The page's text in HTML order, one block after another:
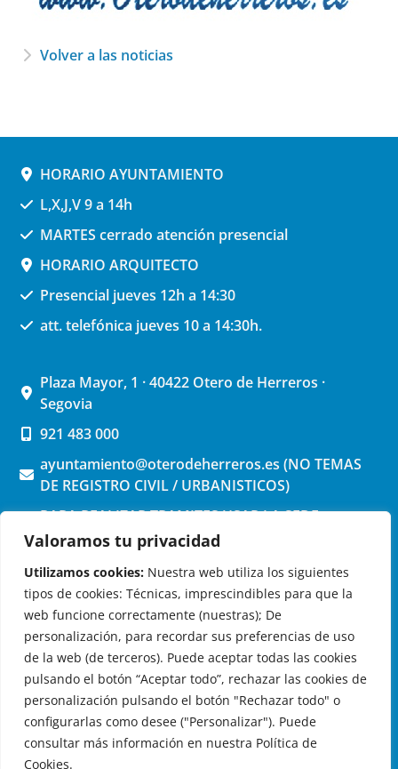
Valoramos tu privacidad
Utilizamos cookies: Nuestra web utiliza los siguientes
tipos de cookies: Técnicas, imprescindibles para que la
web funcione correctamente (nuestras); De
personalización, para recordar sus preferencias de uso
de la web (de terceros). Puede aceptar todas las cookies
pulsando el botón “Aceptar todo”, rechazar las cookies de
personalización pulsando el botón "Rechazar todo" o
configurarlas como desee ("Personalizar"). Puede
consultar más información en nuestra Política de
Cookies.
Volver a las noticias
HORARIO AYUNTAMIENTO
L,X,J,V 9 a 14h
MARTES cerrado atención presencial
HORARIO ARQUITECTO
Presencial jueves 12h a 14:30
att. telefónica jueves 10 a 14:30h.
Plaza Mayor, 1 · 40422 Otero de Herreros ·
Segovia
921 483 000
ayuntamiento@oterodeherreros.es (NO TEMAS
DE REGISTRO CIVIL / URBANISTICOS)
PARA REALIZAR TRAMITES USAR LA SEDE
ELECTRONICA (pinchar aquí)
OTERO DE HERREROS EN LAS REDES